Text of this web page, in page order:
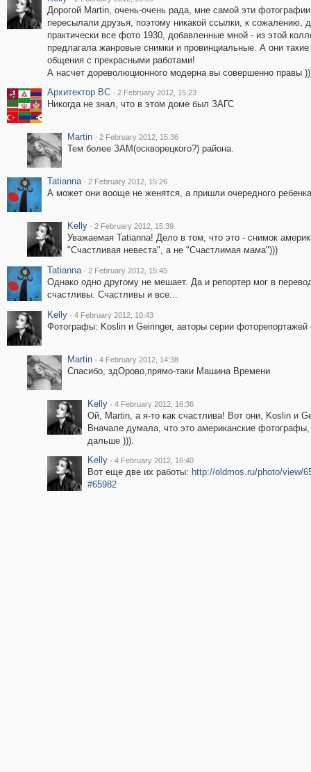
Дорогой Martin, очень-очень рада, мне самой эти
пересылали друзья, поэтому никакой ссылки, к
практически все фото 1930, добавленные мной - из этой
предлагала жанровые снимки и провинциальные. А они
общения с прекрасными работами!
А насчет дореволюционного модерна вы совершенно правы
Архитектор ВС · 2 February 2012, 15:23
Никогда не знал, что в этом доме был ЗАГС
Martin · 2 February 2012, 15:36
Тем более ЗАМ(оскворецкого?) района.
Tatianna · 2 February 2012, 15:26
А может они вооще не женятся, а пришли очередного ребенка
Kelly · 2 February 2012, 15:39
Уважаемая Tatianna! Дело в том, что это - снимок
"Счастливая невеста", а не "Счастлимая мама")))
Tatianna · 2 February 2012, 15:45
Однако одно другому не мешает. Да и репортер мог в
счастливы. Счастливы и все...
Kelly · 4 February 2012, 10:43
Фотографы: Koslin и Geiringer, авторы серии
Martin · 4 February 2012, 14:38
Спасибо, здОрово,прямо-таки Машина Времени
Kelly · 4 February 2012, 16:36
Ой, Martin, а я-то как счастлива! Вот они, Koslin и
Вначале думала, что это американские
дальше ))).
Kelly · 4 February 2012, 16:40
Вот еще две их работы: http://oldmos.ru/photo/view/
#65982